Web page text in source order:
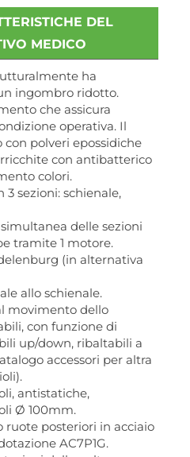
DEL
MEDICO
ha
ingombro ridotto.
che assicura
operativa. Il
polveri epossidiche
con antibatterico
colori.
3 sezioni: schienale,
delle sezioni
tramite 1 motore.
(in alternativa
allo schienale.
movimento dello
con funzione di
up/down, ribaltabili a
accessori per altra
antistatiche,
Ø 100mm.
ruote posteriori in acciaio
AC7P1G.